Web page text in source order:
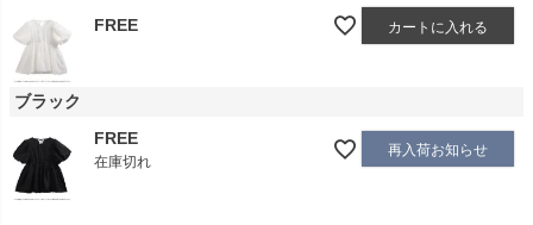
FREE カートに入れる
ブラック
FREE
在庫切れ
再入荷お知らせ